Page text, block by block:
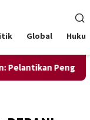
Global
Pengurus